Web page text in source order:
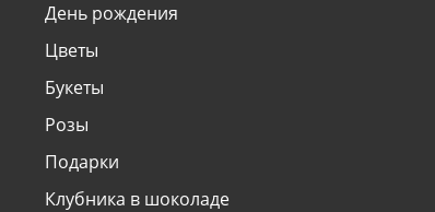
День рождения
Цветы
Букеты
Розы
Подарки
Клубника в шоколаде